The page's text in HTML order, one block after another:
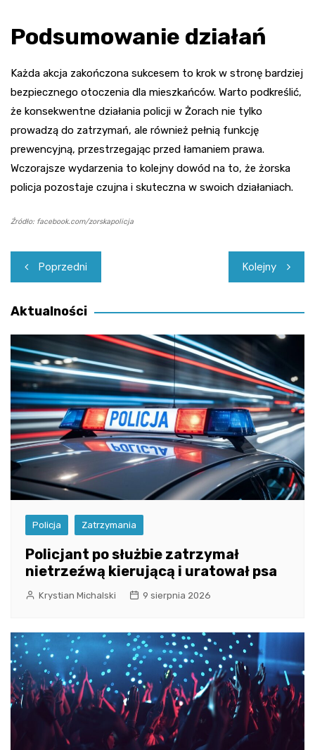
Podsumowanie działań
Każda akcja zakończona sukcesem to krok w stronę bardziej
bezpiecznego otoczenia dla mieszkańców. Warto podkreślić,
że konsekwentne działania policji w Żorach nie tylko
prowadzą do zatrzymań, ale również pełnią funkcję
prewencyjną, przestrzegając przed łamaniem prawa.
Wczorajsze wydarzenia to kolejny dowód na to, że żorska
policja pozostaje czujna i skuteczna w swoich działaniach.
Źródło: facebook.com/zorskapolicja
Nawigacja
wpisu
Poprzedni Kolejny
Aktualności
Policja Zatrzymania
Policjant po służbie zatrzymał
nietrzeźwą kierującą i uratował psa
Krystian Michalski 9 sierpnia 2026